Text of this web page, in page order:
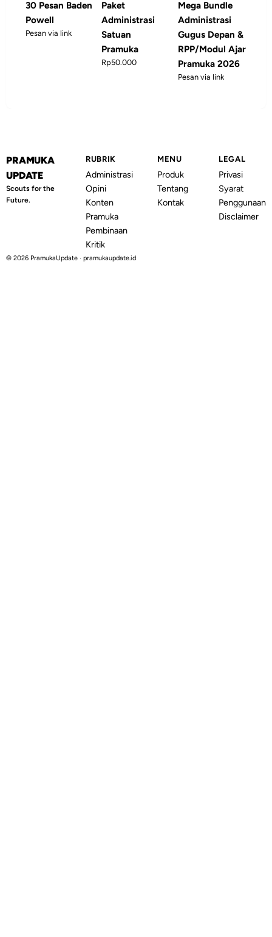
30 Pesan Baden
Powell
Pesan via link
Paket
Administrasi
Satuan
Pramuka
Rp50.000
Mega Bundle
Administrasi
Gugus Depan &
RPP/Modul Ajar
Pramuka 2026
Pesan via link
PRAMUKA
UPDATE
Scouts for the
Future.
RUBRIK
Administrasi
Opini
Konten
Pramuka
Pembinaan
Kritik
MENU
Produk
Tentang
Kontak
LEGAL
Privasi
Syarat
Penggunaan
Disclaimer
© 2026 PramukaUpdate · pramukaupdate.id